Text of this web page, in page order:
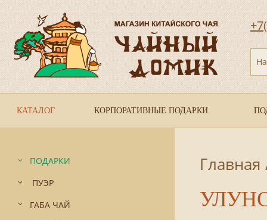
КАТАЛОГ КОРПОРАТИВНЫЕ ПОДАРКИ
ПОДАРКИ
ПУЭР
ГАБА ЧАЙ
Главная